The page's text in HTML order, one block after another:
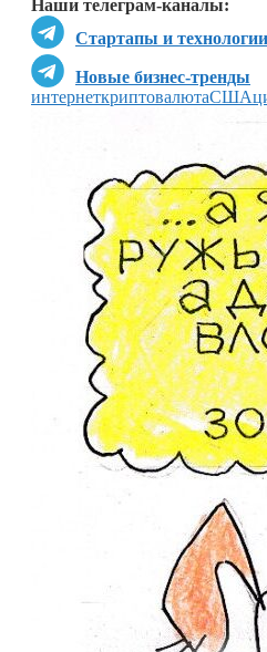
Наши телеграм-каналы:
Стартапы и технологии
Новые бизнес-тренды
интернеткриптовалютаСША